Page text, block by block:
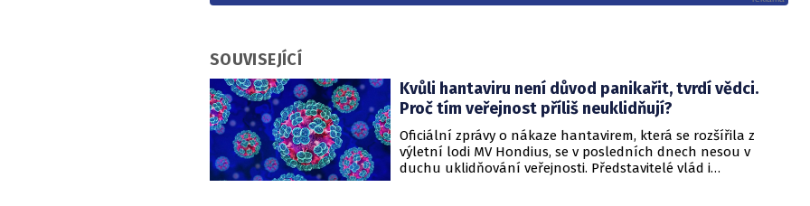
SOUVISEJÍCÍ
Kvůli hantaviru není důvod panikařit, tvrdí vědci.
Proč tím veřejnost příliš neuklidňují?
Oficiální zprávy o nákaze hantavirem, která se rozšířila z
výletní lodi MV Hondius, se v posledních dnech nesou v
duchu uklidňování veřejnosti. Představitelé vlád i